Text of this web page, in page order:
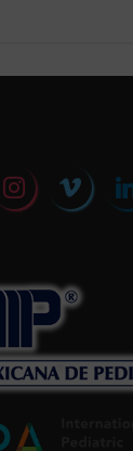
instagramvimeo